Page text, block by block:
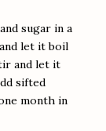
sugar in a
let it boil
and let it
sifted
month in